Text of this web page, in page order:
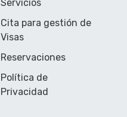
Servicios
Cita para gestión de
Visas
Reservaciones
Política de
Privacidad